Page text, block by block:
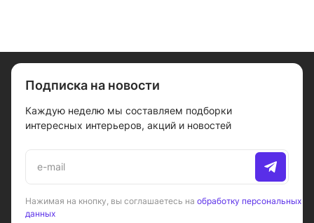
Подписка на новости
Каждую неделю мы составляем подборки
интересных интерьеров, акций и новостей
Нажимая на кнопку, вы соглашаетесь на обработку персональных
данных